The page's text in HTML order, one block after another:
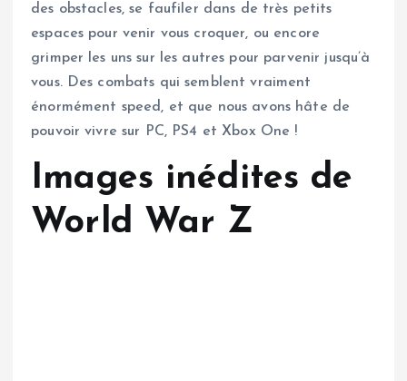
des obstacles, se faufiler dans de très petits
espaces pour venir vous croquer, ou encore
grimper les uns sur les autres pour parvenir jusqu’à
vous. Des combats qui semblent vraiment
énormément speed, et que nous avons hâte de
pouvoir vivre sur PC, PS4 et Xbox One !
Images inédites de
World War Z